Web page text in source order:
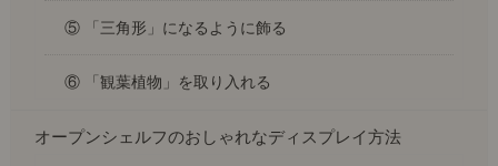
⑤ 「三角形」になるように飾る
⑥ 「観葉植物」を取り入れる
オープンシェルフのおしゃれなディスプレイ方法